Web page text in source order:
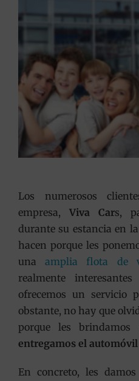
Los numerosos
empresa, Viva Cars,
durante su estancia en
hacen porque les
unaamplia flota de
realmente
ofrecemos un servicio
obstante, no hay que
porque les
entregamos el automóvil
En concreto, les